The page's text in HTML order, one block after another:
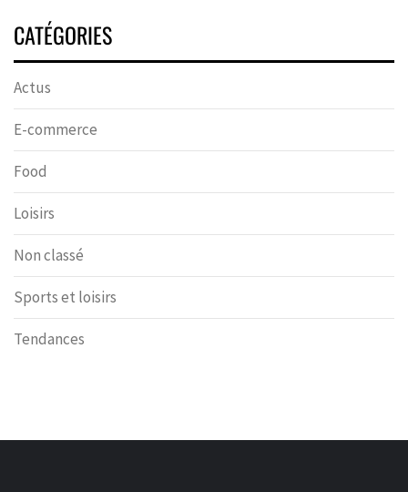
CATÉGORIES
Actus
E-commerce
Food
Loisirs
Non classé
Sports et loisirs
Tendances